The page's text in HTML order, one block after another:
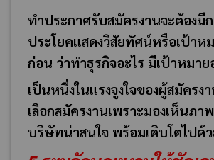
ทำประกาศรับสมัครงานจะต้องมีก
ประโยคแสดงวิสัยทัศน์หรือเป้าห
ก่อน ว่าทำธุรกิจอะไร มีเป้าหมาย
เป็นหนึ่งในแรงจูงใจของผู้สมัครง
เลือกสมัครงานเพราะมองเห็นภา
บริษัทน่าสนใจ พร้อมเติบโตไปด้